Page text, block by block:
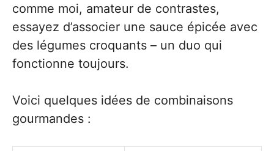
comme moi, amateur de contrastes,
essayez d’associer une sauce épicée avec
des légumes croquants – un duo qui
fonctionne toujours.
Voici quelques idées de combinaisons
gourmandes :